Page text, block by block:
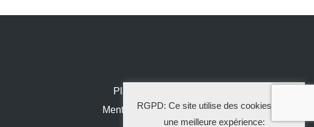
Plan de site
Mentions légales
RGPD: Ce site utilise des cookies pour
une meilleure expérience: